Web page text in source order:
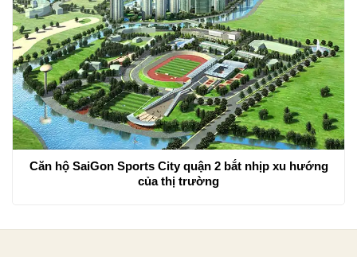
Căn hộ SaiGon Sports City quận 2 bắt nhịp xu hướng
của thị trường